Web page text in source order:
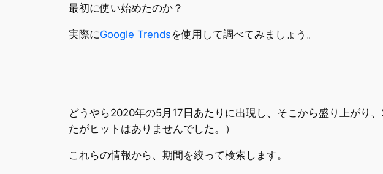
最初に使い始めたのか？
実際にGoogle Trendsを使用して調べてみましょう。
どうやら2020年の5月17日あたりに出現し、そこから盛り上がり
たがヒットはありませんでした。）
これらの情報から、期間を絞って検索します。